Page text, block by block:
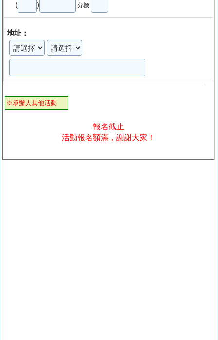
( ) 分機
地址：
※承辦人其他活動
報名截止
活動報名額滿，謝謝大家！